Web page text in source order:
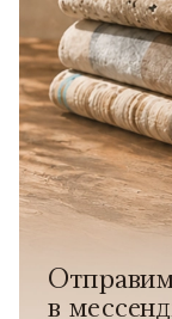
в